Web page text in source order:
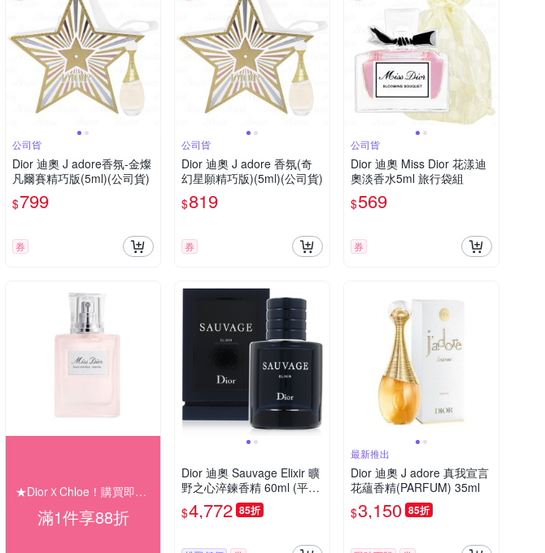
公司貨
Dior 迪奧 J adore香氛-金燦
凡爾賽精巧版(5ml)(公司貨)
$799
券
公司貨
Dior 迪奧 J adore 香氛(奇
幻星願精巧版)(5ml)(公司貨)
$819
券
公司貨
Dior 迪奧 Miss Dior 花漾迪
奧淡香水5ml 旅行袋組
$569
券
★DiorＸChloe！購買即享結帳88折★
滿1件享88折
Dior 迪奧 Sauvage Elixir 曠
野之心淬鍊香精 60ml (平行
輸入)
$4,772 85折
最新推出
Dior 迪奧 J adore 真我宣言
花蘊香精(PARFUM) 35ml
$3,150 85折